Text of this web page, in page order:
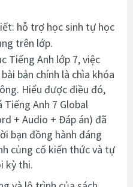
hỗ trợ học sinh tự học
trên lớp.
Tiếng Anh lớp 7, việc
bản chính là chìa khóa
Hiểu được điều đó,
Tiếng Anh 7 Global
+ Audio + Đáp án) đã
bạn đồng hành đáng
củng cố kiến thức và tự
kỳ thi.